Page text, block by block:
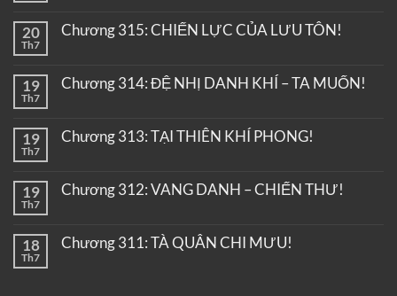
20
Th7
Chương 315: CHIẾN LỰC CỦA LƯU TÔN!
19
Th7
Chương 314: ĐỆ NHỊ DANH KHÍ – TA MUỐN!
19
Th7
Chương 313: TẠI THIÊN KHÍ PHONG!
19
Th7
Chương 312: VANG DANH – CHIẾN THƯ!
18
Th7
Chương 311: TÀ QUÂN CHI MƯU!